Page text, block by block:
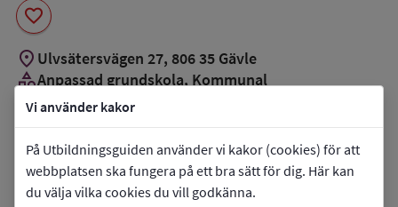
Vi använder kakor
På Utbildningsguiden använder vi kakor (cookies) för att
webbplatsen ska fungera på ett bra sätt för dig. Här kan
du välja vilka cookies du vill godkänna.
favorite
location_on Ulvsätersvägen 27, 806 35 Gävle
categoryAnpassad grundskola, Kommunal
Vill du kontakta skolan?
phoneTelefon:026-179215
mail E-post: utbildning@gavle.se